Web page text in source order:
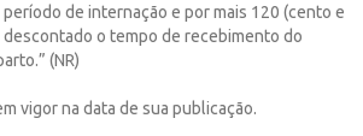
de internação e por mais 120 (cento e
descontado o tempo de recebimento do
(NR)
vigor na data de sua publicação.